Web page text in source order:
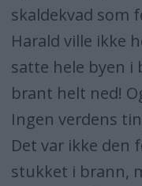
skaldekvad som
Harald ville ikke
satte hele byen i
brant helt ned!
Ingen verdens
Det var ikke den
stukket i brann,